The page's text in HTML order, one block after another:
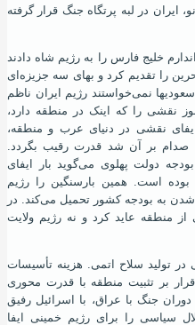
ایران در لبه پرتگاه جنگ قرار گرفته
خلیج فارس را به رﮊیم شاه دادند
را تقدیم کرد و بهای سه جزیزه‌ای
نمی‌خواستند رﮊیم ایران ناظم
نقشی را که اینک در منطقه دارد،
نقشی در دنیای عرب و منطقه،
صدام بر آن شد قدرت رقیب بگردد.
1975 انجامیدند. بودجه دولت پهلوی می‌گوید بار ایفای
‌است. همین بارسنگین را رﮊیم
به بودجه کشور تحمیل می‌کند. در
از منطقه عاید کرد و نه رﮊیم ولایت
تولید سلاح اتمی. هزینه تأسیسات
بر تثبیت منطقه با قدرت محوری
دوران جنگ با عراق، با اسرائیل رفیق
سیاسی را برای رﮊیم خمینی ایفا